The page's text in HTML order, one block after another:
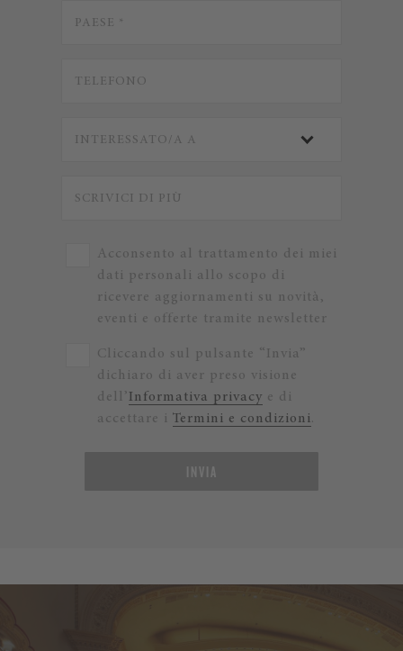
Acconsento al trattamento dei miei
dati personali allo scopo di
ricevere aggiornamenti su novità,
eventi e offerte tramite newsletter
Cliccando sul pulsante “Invia”
dichiaro di aver preso visione
dell’Informativa privacy e di
accettare i Termini e condizioni.
INVIA